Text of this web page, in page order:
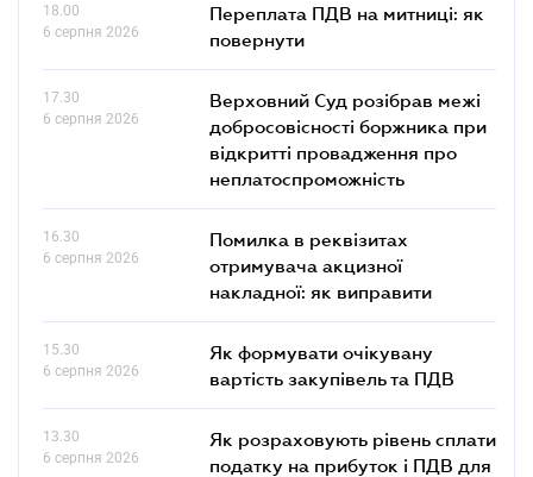
18.00
6 серпня 2026
Переплата ПДВ на митниці: як
повернути
17.30
6 серпня 2026
Верховний Суд розібрав межі
добросовісності боржника при
відкритті провадження про
неплатоспроможність
16.30
6 серпня 2026
Помилка в реквізитах
отримувача акцизної
накладної: як виправити
15.30
6 серпня 2026
Як формувати очікувану
вартість закупівель та ПДВ
13.30
6 серпня 2026
Як розраховують рівень сплати
податку на прибуток і ПДВ для